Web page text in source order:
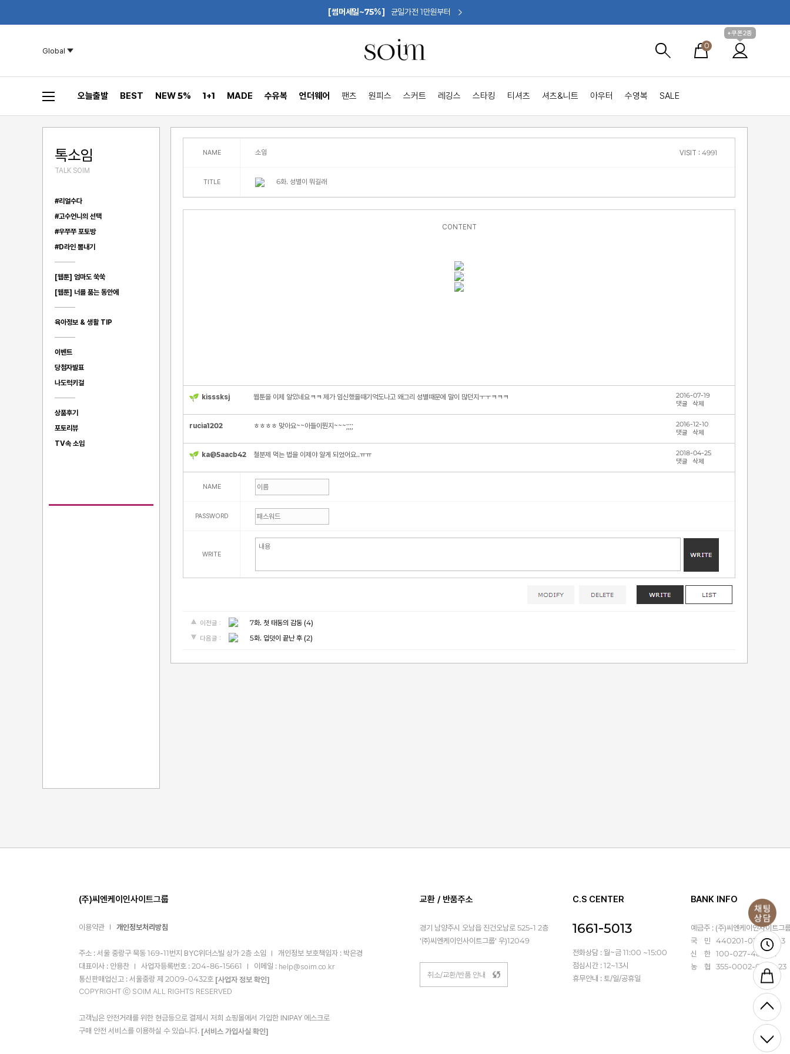
[썸머세일~75%] 균일가전 1만원부터
Global
0
+쿠폰2종
오늘출발 BEST NEW 5% 1+1 MADE 수유복 언더웨어 팬츠 원피스 스커트 레깅스 스타킹 티셔츠 셔츠&니트 아우터 수영복 SALE
톡소임
TALK SOIM
#리얼수다
#고수언니의 선택
#우쭈쭈 포토방
#D라인 뽐내기
[웹툰] 엄마도 쑥쑥
[웹툰] 너를 품는 동안에
육아정보 & 생활 TIP
이벤트
당첨자발표
나도럭키걸
상품후기
포토리뷰
TV속 소임
NAME 소임 VISIT : 4991
TITLE 6화. 성별이 뭐길래
CONTENT
kisssksj 웹툰을 이제 알았네요ㅋㅋ 제가 임신했을때기억도나고 왜그리 성별때문에 말이 많던지ㅜㅜㅋㅋㅋ
2016-07-19
댓글
삭제
rucia1202 ㅎㅎㅎㅎ 맞아요~~아들이뭔지~~~;;;;
2016-12-10
댓글
삭제
ka@5aacb42 철분제 먹는 법을 이제야 알게 되었어요..ㅠㅠ
2018-04-25
댓글
삭제
NAME
PASSWORD
WRITE
이전글 : 7화. 첫 태동의 감동 (4)
다음글 : 5화. 입덧이 끝난 후 (2)
(주)씨엔케이인사이트그룹
이용약관 개인정보처리방침
주소 : 서울 중랑구 묵동 169-11번지 BYC위더스빌 상가 2층 소임
개인정보 보호책임자 : 박은경
대표이사 : 안용찬
사업자등록번호 : 204-86-15661 이메일 : help@soim.co.kr
통신판매업신고 : 서울중랑 제 2009-0432호 [사업자 정보 확인]
COPYRIGHT ⓒ SOIM ALL RIGHTS RESERVED
고객님은 안전거래를 위한 현금등으로 결제시 저희 쇼핑몰에서 가입한 INIPAY 에스크로
구매 안전 서비스를 이용하실 수 있습니다. [서비스 가입사실 확인]
교환 / 반품주소
경기 남양주시 오남읍 진건오남로 525-1 2층
'㈜씨엔케이인사이트그룹' 우)12049
취소/교환/반품 안내
C.S CENTER
1661-5013
전화상담 : 월~금 11:00 ~15:00
점심시간 : 12~13시
휴무안내 : 토/일/공휴일
BANK INFO
예금주 : (주)씨엔케이인사이트그
국 민 440201-01-367143
신 한 100-027-486931
농 협 355-0002-6470-23